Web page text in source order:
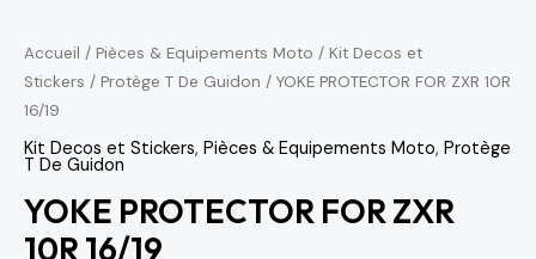
Accueil / Pièces & Equipements Moto / Kit Decos et
Stickers / Protège T De Guidon / YOKE PROTECTOR FOR ZXR 10R
16/19
Kit Decos et Stickers, Pièces & Equipements Moto, Protège
T De Guidon
YOKE PROTECTOR FOR ZXR
10R 16/19
328 د.م..
279 د.م..